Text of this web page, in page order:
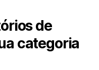
de
categoria